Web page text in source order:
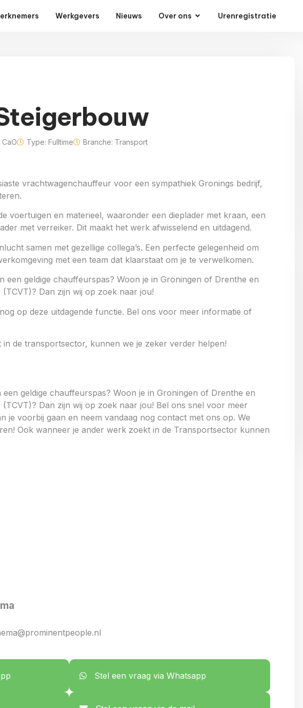
Werkgevers Nieuws Over ons Urenregistratie
Type: Fulltime Branche: Transport
vrachtwagenchauffeur voor een sympathiek Gronings bedrijf,
voertuigen en materieel, waaronder een dieplader met kraan, een
met verreiker. Dit maakt het werk afwisselend en uitdagend.
samen met gezellige collega’s. Een perfecte gelegenheid om
met een team dat klaarstaat om je te verwelkomen.
een geldige chauffeurspas? Woon je in Groningen of Drenthe en
Dan zijn wij op zoek naar jou!
op deze uitdagende functie. Bel ons voor meer informatie of
de transportsector, kunnen we je zeker verder helpen!
een geldige chauffeurspas? Woon je in Groningen of Drenthe en
(TCVT)? Dan zijn wij op zoek naar jou! Bel ons snel voor meer
je voorbij gaan en neem vandaag nog contact met ons op. We
Ook wanneer je ander werk zoekt in de Transportsector kunnen
Stel een vraag via Whatsapp